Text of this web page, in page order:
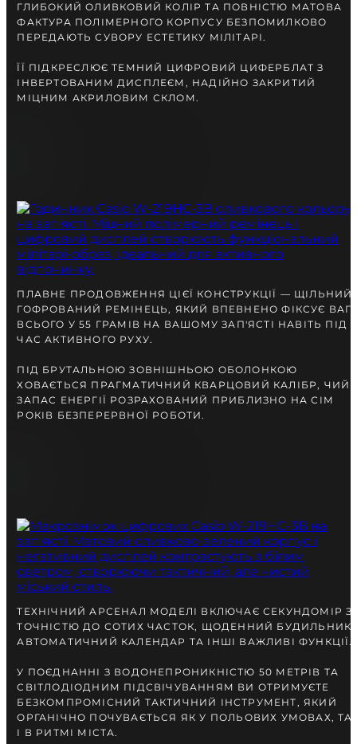
БЕЗКОШТОВНА ДОСТАВКА
ГАРАНТІЯ 12-24 МІСЯЦІВ
ВІДПРАВКА В ДЕНЬ ЗАМОВЛЕННЯ
Telegram
ПОРАДЬТЕСЯ
З НАШИМ ЕКСПЕРТОМ
ГЛИБОКИЙ ОЛИВКОВИЙ КОЛІР ТА ПОВНІСТЮ МАТОВА
ФАКТУРА ПОЛІМЕРНОГО КОРПУСУ БЕЗПОМИЛКОВО
ПЕРЕДАЮТЬ СУВОРУ ЕСТЕТИКУ МІЛІТАРІ.
ЇЇ ПІДКРЕСЛЮЄ ТЕМНИЙ ЦИФРОВИЙ ЦИФЕРБЛАТ З
ІНВЕРТОВАНИМ ДИСПЛЕЄМ, НАДІЙНО ЗАКРИТИЙ
МІЦНИМ АКРИЛОВИМ СКЛОМ.
ПЛАВНЕ ПРОДОВЖЕННЯ ЦІЄЇ КОНСТРУКЦІЇ — ЩІЛЬНИЙ
ГОФРОВАНИЙ РЕМІНЕЦЬ, ЯКИЙ ВПЕВНЕНО ФІКСУЄ
ВСЬОГО У 55 ГРАМІВ НА ВАШОМУ ЗАП'ЯСТІ НАВІТЬ ПІД
ЧАС АКТИВНОГО РУХУ.
ПІД БРУТАЛЬНОЮ ЗОВНІШНЬОЮ ОБОЛОНКОЮ
ХОВАЄТЬСЯ ПРАГМАТИЧНИЙ КВАРЦОВИЙ КАЛІБР, ЧИЙ
ЗАПАС ЕНЕРГІЇ РОЗРАХОВАНИЙ ПРИБЛИЗНО НА СІМ
РОКІВ БЕЗПЕРЕРВНОЇ РОБОТИ.
ТЕХНІЧНИЙ АРСЕНАЛ МОДЕЛІ ВКЛЮЧАЄ СЕКУНДОМІР З
ТОЧНІСТЮ ДО СОТИХ ЧАСТОК, ЩОДЕННИЙ БУДИЛЬНИК,
АВТОМАТИЧНИЙ КАЛЕНДАР ТА ІНШІ ВАЖЛИВІ ФУНКЦІЇ.
У ПОЄДНАННІ З ВОДОНЕПРОНИКНІСТЮ 50 МЕТРІВ ТА
СВІТЛОДІОДНИМ ПІДСВІЧУВАННЯМ ВИ ОТРИМУЄТЕ
БЕЗКОМПРОМІСНИЙ ТАКТИЧНИЙ ІНСТРУМЕНТ, ЯКИЙ
ОРГАНІЧНО ПОЧУВАЄТЬСЯ ЯК У ПОЛЬОВИХ УМОВАХ,
І В РИТМІ МІСТА.